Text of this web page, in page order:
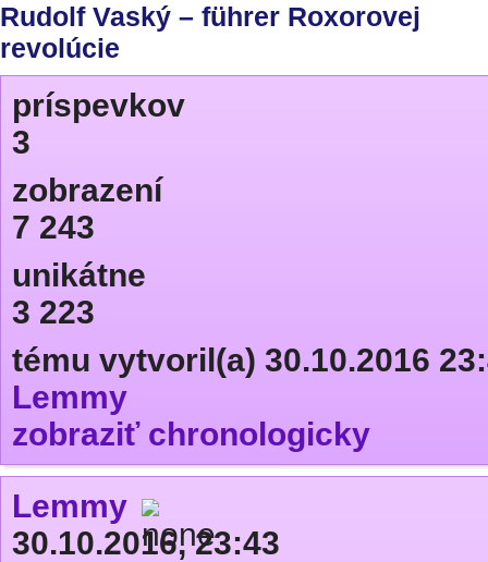
Rudolf Vaský – führer Roxorovej
revolúcie
príspevkov
3
zobrazení
7 243
unikátne
3 223
tému vytvoril(a) 30.10.2016
Lemmy
zobraziť chronologicky
Lemmy
30.10.2016, 23:43